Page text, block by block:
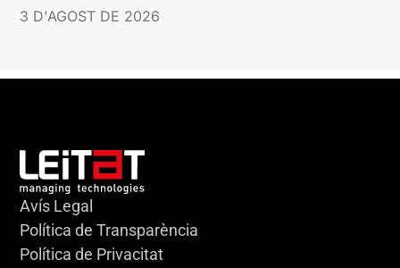
3 D'AGOST DE 2026
Avís Legal
Política de Transparència
Política de Privacitat